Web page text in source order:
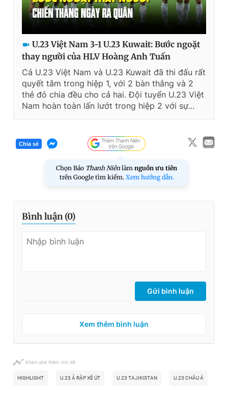
U.23 Việt Nam 3-1 U.23 Kuwait: Bước ngoặt
thay người của HLV Hoàng Anh Tuấn
Cả U.23 Việt Nam và U.23 Kuwait đã thi đấu rất
quyết tâm trong hiệp 1, với 2 bàn thắng và 2
thẻ đỏ chia đều cho cả hai. Đội tuyển U.23 Việt
Nam hoàn toàn lấn lướt trong hiệp 2 với sự...
Chia sẻ
Chọn Báo Thanh Niên làm nguồn ưu tiên
trên Google tìm kiếm. Xem hướng dẫn.
Bình luận (0)
Gửi bình luận
Xem thêm bình luận
Khám phá thêm chủ đề
HIGHLIGHT U.23 Ả RẬP XÊ ÚT U.23 TAJIKISTAN U.23 CHÂU Á